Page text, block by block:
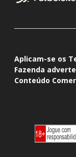
Aplicam-se os
Fazenda
Conteúdo